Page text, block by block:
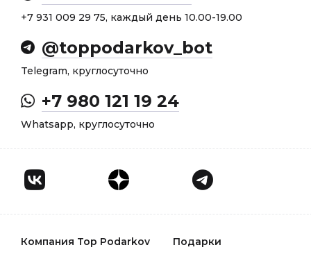
+7 931 009 29 75, каждый день 10.00-19.00
@toppodarkov_bot
Telegram, круглосуточно
+7 980 121 19 24
Whatsapp, круглосуточно
Компания Top Podarkov Подарки